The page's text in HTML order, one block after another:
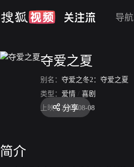
导航
夺爱之夏
别名： 夺爱之冬2：夺爱之夏
类型： 爱情 / 喜剧
上映： 2019-08-08
分享
简介